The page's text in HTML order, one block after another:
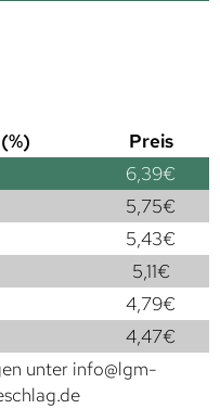
Preis
6,39€
5,75€
5,43€
5,11€
4,79€
4,47€
unter info@lgm-